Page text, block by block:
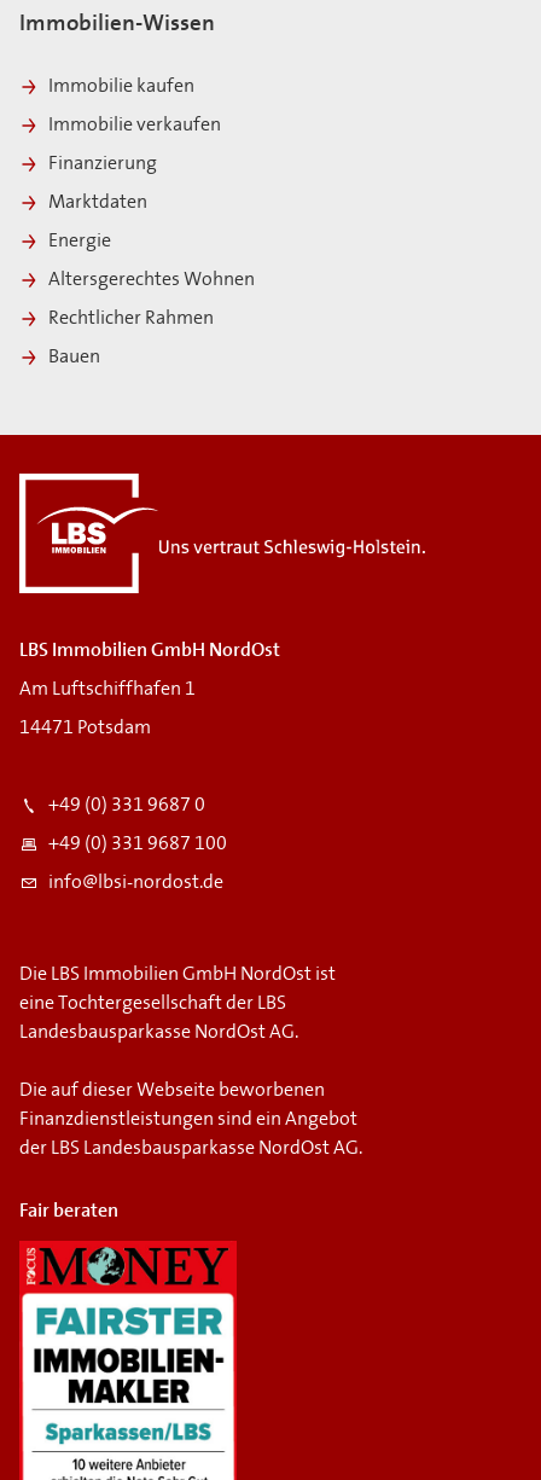
Immobilien-Wissen
Immobilie kaufen
Immobilie verkaufen
Finanzierung
Marktdaten
Energie
Altersgerechtes Wohnen
Rechtlicher Rahmen
Bauen
LBS Immobilien GmbH NordOst
Am Luftschiffhafen 1
14471 Potsdam
+49 (0) 331 9687 0
+49 (0) 331 9687 100
info@lbsi-nordost.de
Die LBS Immobilien GmbH NordOst ist
eine Tochtergesellschaft der LBS
Landesbausparkasse NordOst AG.
Die auf dieser Webseite beworbenen
Finanzdienstleistungen sind ein Angebot
der LBS Landesbausparkasse NordOst AG.
Fair beraten